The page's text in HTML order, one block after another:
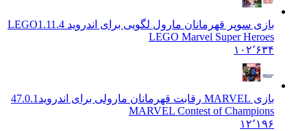
بازی سوپر قهرمانان مارول لگویی برای اندروید LEGO 1.11.4
LEGO Marvel Super Heroes
۱۰۲٬۶۳۴
47.0.1
MARVEL Contest of Champions
۱۲٬۱۹۶